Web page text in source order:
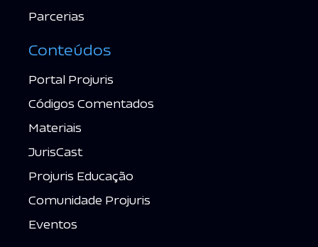
Parcerias
Conteúdos
Portal Projuris
Códigos Comentados
Materiais
JurisCast
Projuris Educação
Comunidade Projuris
Eventos